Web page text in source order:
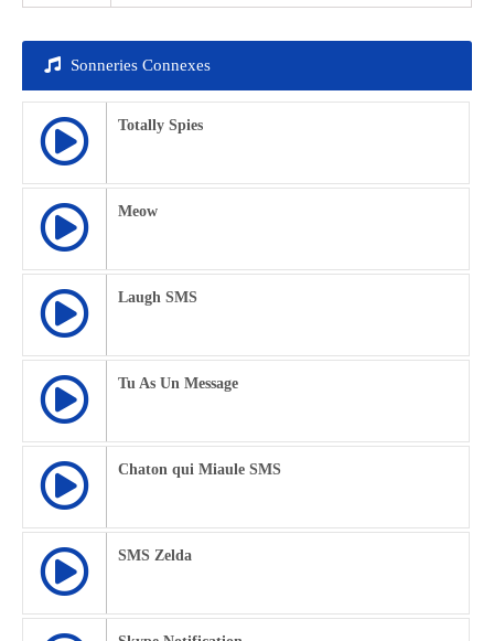
Sonneries Connexes
Totally Spies
Meow
Laugh SMS
Tu As Un Message
Chaton qui Miaule SMS
SMS Zelda